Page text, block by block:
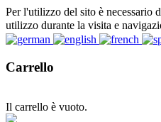
Per l'utilizzo del sito è necessario
utilizzo durante la visita e
Carrello
Il carrello è vuoto.